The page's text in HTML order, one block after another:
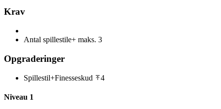
Krav
Antal spillestile+ maks. 3
Opgraderinger
Spillestil+Finesseskud 4
Niveau 1